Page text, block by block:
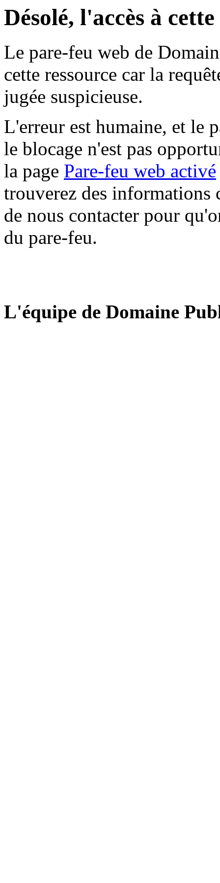
Désolé, l'accès à
Le pare-feu web de
cette ressource car la
jugée suspicieuse.
L'erreur est humaine, et le
le blocage n'est pas
la page Pare-feu web activé
trouverez des informations
de nous contacter pour
du pare-feu.
L'équipe de Domaine